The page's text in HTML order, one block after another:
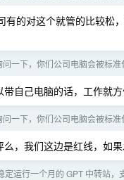
有的对这个就管的比较松
问一下，你们公司电脑会被标准
自己电脑的话，工作就
问一下，你们公司电脑会被标准
，我们这边是红线，如
定运行一个月的 GPT 中转站，